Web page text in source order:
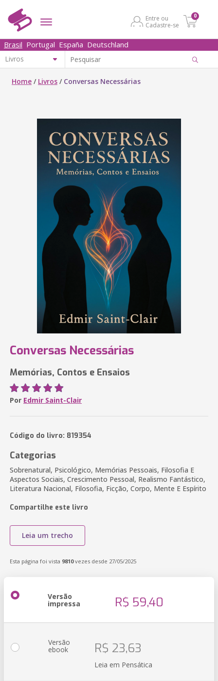
Entre ou
Cadastre-se
0
Brasil Portugal España Deutschland
Home / Livros / Conversas Necessárias
Conversas Necessárias
Memórias, Contos e Ensaios
Por Edmir Saint-Clair
Código do livro: 819354
Categorias
Sobrenatural, Psicológico, Memórias Pessoais, Filosofia E
Aspectos Sociais, Crescimento Pessoal, Realismo Fantástico,
Literatura Nacional, Filosofia, Ficção, Corpo, Mente E Espírito
Compartilhe este livro
Leia um trecho
Esta página foi vista 9810vezes desde 27/05/2025
Versão
impressa R$ 59,40
Versão
ebook R$ 23,63
Leia em Pensática